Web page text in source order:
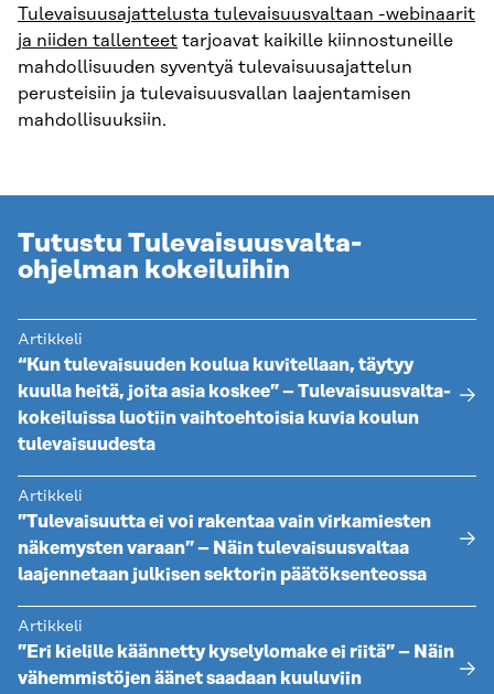
Tulevaisuusajattelusta tulevaisuusvaltaan -webinaarit
ja niiden tallenteet tarjoavat kaikille kiinnostuneille
mahdollisuuden syventyä tulevaisuusajattelun
perusteisiin ja tulevaisuusvallan laajentamisen
mahdollisuuksiin.
Tutustu Tulevaisuusvalta-
ohjelman kokeiluihin
Artikkeli
“Kun tulevaisuuden koulua kuvitellaan, täytyy
kuulla heitä, joita asia koskee” – Tulevaisuusvalta-
kokeiluissa luotiin vaihtoehtoisia kuvia koulun
tulevaisuudesta
Artikkeli
”Tulevaisuutta ei voi rakentaa vain virkamiesten
näkemysten varaan” – Näin tulevaisuusvaltaa
laajennetaan julkisen sektorin päätöksenteossa
Artikkeli
”Eri kielille käännetty kyselylomake ei riitä” – Näin
vähemmistöjen äänet saadaan kuuluviin